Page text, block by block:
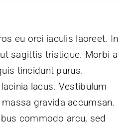
eu orci iaculis laoreet. In
sagittis tristique. Morbi a
tincidunt purus.
lacus. Vestibulum
gravida accumsan.
commodo arcu, sed